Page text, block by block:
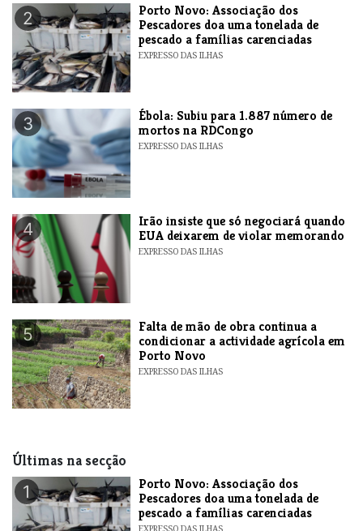
2
​Porto Novo: Associação dos
Pescadores doa uma tonelada de
pescado a famílias carenciadas
EXPRESSO DAS ILHAS
3
​Ébola: Subiu para 1.887 número de
mortos na RDCongo
EXPRESSO DAS ILHAS
4
​Irão insiste que só negociará quando
EUA deixarem de violar memorando
EXPRESSO DAS ILHAS
5
Falta de mão de obra continua a
condicionar a actividade agrícola em
Porto Novo
EXPRESSO DAS ILHAS
Últimas na secção
1
​Porto Novo: Associação dos
Pescadores doa uma tonelada de
pescado a famílias carenciadas
EXPRESSO DAS ILHAS